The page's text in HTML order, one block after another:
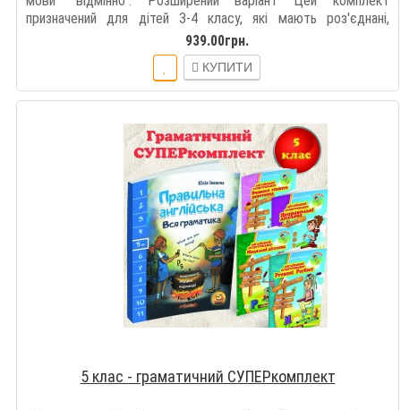
призначений для дітей 3-4 класу, які мають роз'єднані,
939.00грн.
КУПИТИ
5 клас - граматичний СУПЕРкомплект